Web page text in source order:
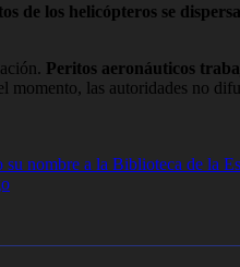
de los helicópteros se
Peritos aeronáuticos
momento, las autoridades no
nombre a la Biblioteca de la